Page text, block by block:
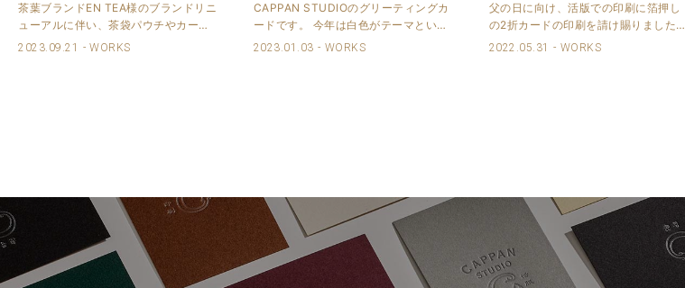
茶葉ブランドEN TEA様のブランドリニ
ューアルに伴い、茶袋パウチやカード
を請け賜わりました。 ブランド感を再
2023.09.21 WORKS
CAPPAN STUDIOのグリーティングカ
ードです。 今年は白色がテーマという
事で、NTラシャの3種類の白色（白、
2023.01.03 WORKS
父の日に向け、活版での印刷に箔押し
の2折カードの印刷を請け賜りました。
アンティーク感のあるデザインで、ワ
2022.05.31 WORKS